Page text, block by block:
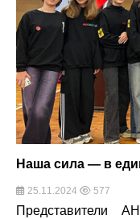
Наша сила — в
25.11.2024 577
Представители